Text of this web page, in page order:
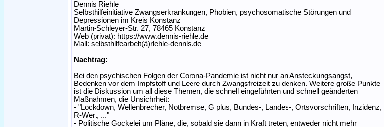
Dennis Riehle
Selbsthilfeinitiative Zwangserkrankungen, Phobien, psychosomatische Störungen und
Depressionen im Kreis Konstanz
Martin-Schleyer-Str. 27, 78465 Konstanz
Web (privat): https://www.dennis-riehle.de
Mail: selbsthilfearbeit(ä)riehle-dennis.de
Nachtrag:
Bei den psychischen Folgen der Corona-Pandemie ist nicht nur an Ansteckungsangst,
Bedenken vor dem Impfstoff und Leere durch Zwangsfreizeit zu denken. Weitere große Punkte
ist die Diskussion um all diese Themen, die schnell eingeführten und schnell geänderten
Maßnahmen, die Unsichrheit:
- "Lockdown, Wellenbrecher, Notbremse, G plus, Bundes-, Landes-, Ortsvorschriften, Inzidenz,
R-Wert, ..."
- Politische Gockelei um Pläne, die, sobald sie dann in Kraft treten, entweder nicht mehr